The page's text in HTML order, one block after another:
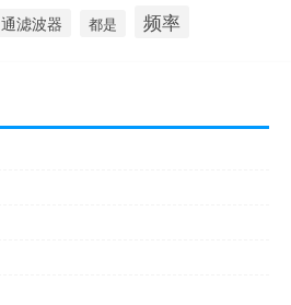
通滤波器 都是 频率